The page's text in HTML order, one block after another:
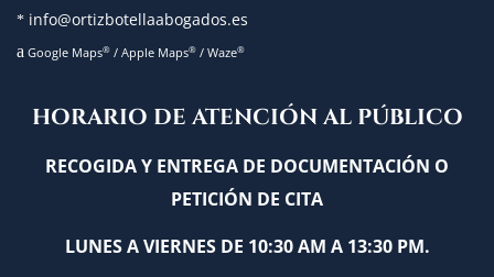
* info@ortizbotellaabogados.es
a Google Maps® / Apple Maps® / Waze®
HORARIO DE ATENCIÓN AL PÚBLICO
RECOGIDA Y ENTREGA DE DOCUMENTACIÓN O
PETICIÓN DE CITA
LUNES A VIERNES DE 10:30 AM A 13:30 PM.